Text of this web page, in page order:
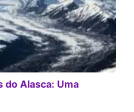
do Alasca: Uma